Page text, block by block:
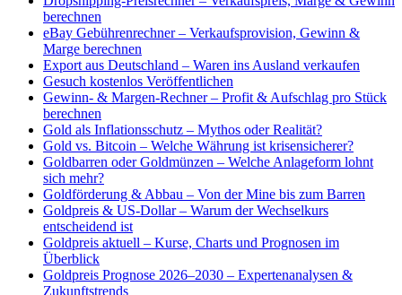
berechnen
eBay Gebührenrechner – Verkaufsprovision, Gewinn &
Marge berechnen
Export aus Deutschland – Waren ins Ausland verkaufen
Gesuch kostenlos Veröffentlichen
Gewinn- & Margen-Rechner – Profit & Aufschlag pro Stück
berechnen
Gold als Inflationsschutz – Mythos oder Realität?
Gold vs. Bitcoin – Welche Währung ist krisensicherer?
Goldbarren oder Goldmünzen – Welche Anlageform lohnt
sich mehr?
Goldförderung & Abbau – Von der Mine bis zum Barren
Goldpreis & US-Dollar – Warum der Wechselkurs
entscheidend ist
Goldpreis aktuell – Kurse, Charts und Prognosen im
Überblick
Goldpreis Prognose 2026–2030 – Expertenanalysen &
Zukunftstrends